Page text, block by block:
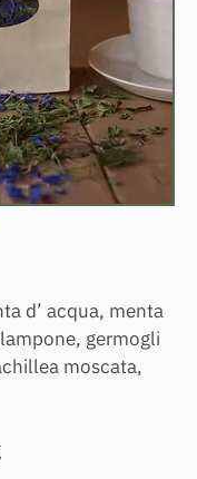
d’ acqua, menta
germogli
moscata,